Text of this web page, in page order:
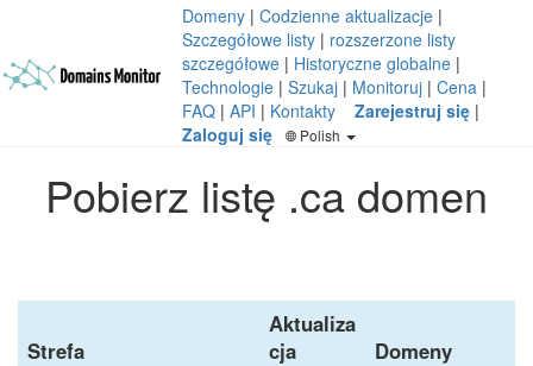
Domeny | Codzienne aktualizacje |
Szczegółowe listy | rozszerzone listy
szczegółowe | Historyczne globalne |
Technologie | Szukaj | Monitoruj | Cena |
FAQ | API | Kontakty Zarejestruj się |
Zaloguj się
Polish
Pobierz listę .ca domen
Strefa
Aktualiza
cja
Domeny